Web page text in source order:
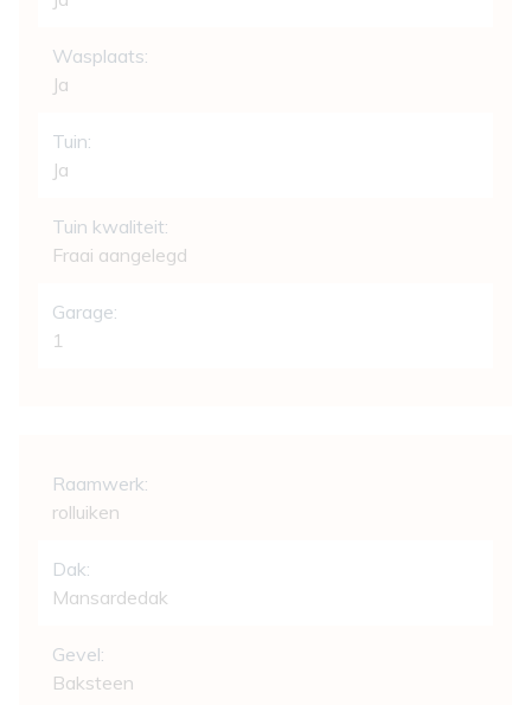
Wasplaats:
Ja
Tuin:
Ja
Tuin kwaliteit:
Fraai aangelegd
Garage:
1
Raamwerk:
rolluiken
Dak:
Mansardedak
Gevel:
Baksteen